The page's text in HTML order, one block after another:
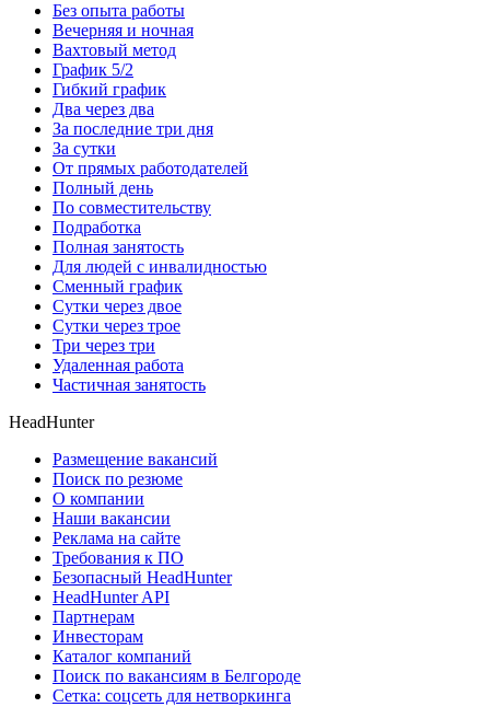
Без опыта работы
Вечерняя и ночная
Вахтовый метод
График 5/2
Гибкий график
Два через два
За последние три дня
За сутки
От прямых работодателей
Полный день
По совместительству
Подработка
Полная занятость
Для людей с инвалидностью
Сменный график
Сутки через двое
Сутки через трое
Три через три
Удаленная работа
Частичная занятость
HeadHunter
Размещение вакансий
Поиск по резюме
О компании
Наши вакансии
Реклама на сайте
Требования к ПО
Безопасный HeadHunter
HeadHunter API
Партнерам
Инвесторам
Каталог компаний
Поиск по вакансиям в Белгороде
Сетка: соцсеть для нетворкинга